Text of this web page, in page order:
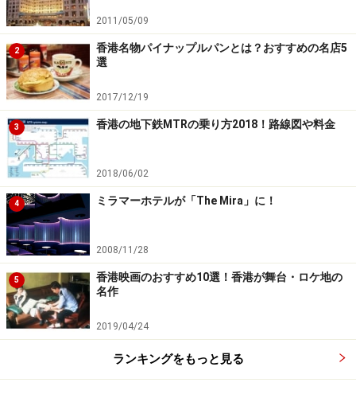
す。
両替店の軒先に表示されるレート表。手数料の有無も含めて
じっくり検討しよう。写真はチョンキンマンション内（撮影
日：2011年7月24日）
それぞれの両替スポットで一概にどこがお得というわけ
ではありませんが、空港に比べると市内の両替店、市内
の両替店でも、便利な場所より少し外れた場所にある方
が良いレートを提示する傾向にあるよう。レート格差は
最大20％くらいの開きがあります。
両替店では、店頭に出しているレートに数パーセントの
いるところがあるのでご確認を。
2011/05/09
2
香港名物パイナップルパンとは？おすすめの名店5
選
2017/12/19
3 香港の地下鉄MTRの乗り方2018！路線図や料金
2018/06/02
4 ミラマーホテルが「The Mira」に！
2008/11/28
5
香港映画のおすすめ10選！香港が舞台・ロケ地の
名作
2019/04/24
ランキングをもっと見る